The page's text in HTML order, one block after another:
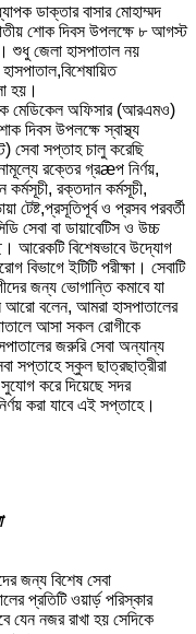
ডাক্তার বাসার মোহাম্মদ
শোক দিবস উপলক্ষে ৮ আগস্ট
শুধু জেলা হাসপাতাল নয়
হয়।
মেডিকেল অফিসার (আরএমও)
দিবস উপলক্ষে স্বাস্থ্য
সেবা সপ্তাহ চালু করেছি
রক্তের গ্রæপ নির্ণয়,
কর্মসূচী, রক্তদান কর্মসূচী,
টেষ্ট,প্রসূতিপূর্ব ও প্রসব পরবর্তী
সেবা বা ডায়াবেটিস ও উচ্চ
আরেকটি বিশেষভাবে উদ্যোগ
বিভাগে ইটিটি পরীক্ষা। সেবাটি
জন্য ভোগান্তি কমাবে যা
আরো বলেন, আমরা হাসপাতালের
আসা সকল রোগীকে
জরুরি সেবা অন্যান্য
সপ্তাহে স্কুল ছাত্রছাত্রীরা
করে দিয়েছে সদর
করা যাবে এই সপ্তাহে।
জন্য বিশেষ সেবা
প্রতিটি ওয়ার্ড় পরিস্কার
যেন নজর রাখা হয় সেদিকে